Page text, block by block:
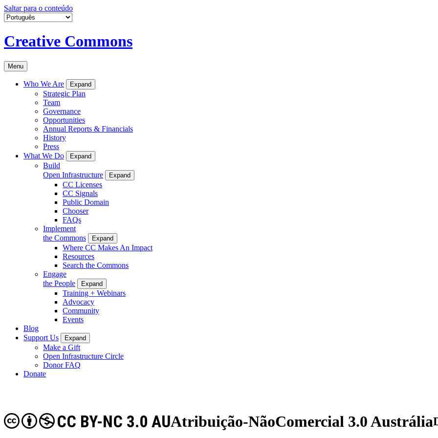
Saltar para o conteúdo
Creative Commons
Menu
Who We Are Expand
Strategic Plan
Team
Governance
Opportunities
Annual Reports & Financials
History
Press
What We Do
Expand
Build
Open Infrastructure
Expand
CC Licenses
CC Signals
Public Domain
Chooser
FAQs
Implement
the Commons
Expand
Where CC Makes An Impact
Resources
Search the Commons
Engage
the People
Expand
Training + Webinars
Advocacy
Community
Events
Blog
Support Us
Expand
Make a Gift
Open Infrastructure Circle
Donor FAQ
Donate
Atribuição-NãoComercial 3.0 Austrália
CC BY-NC 3.0 AU